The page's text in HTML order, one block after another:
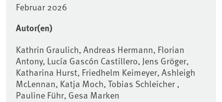
Februar 2026
Autor(en)
Kathrin Graulich, Andreas Hermann, Florian
Antony, Lucía Gascón Castillero, Jens Gröger,
Katharina Hurst, Friedhelm Keimeyer, Ashleigh
McLennan, Katja Moch, Tobias Schleicher ,
Pauline Führ, Gesa Marken